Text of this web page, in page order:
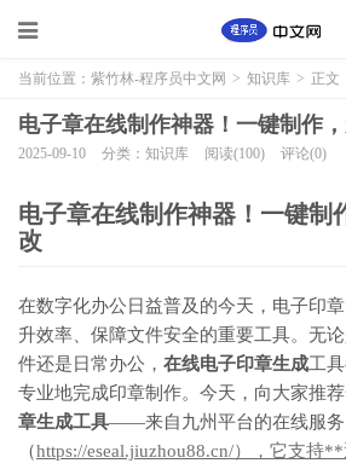
当前位置： 紫竹林-程序员中文网 > 知识库 > 正文
电子章在线制作神器！一键制作
2025-09-10 分类：知识库 阅读(100) 评论(0)
电子章在线制作神器！一键制
改
在数字化办公日益普及的今天，电子印
升效率、保障文件安全的重要工具。无
件还是日常办公， 在线电子印章生成工
专业地完成印章制作。今天，向大家推
章生成工具——来自九州平台的在线服务
（https://eseal.jiuzhou88.cn/），它支持